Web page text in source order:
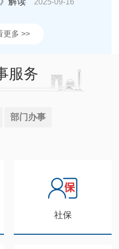
更多 >>
服务
部门办事
社保